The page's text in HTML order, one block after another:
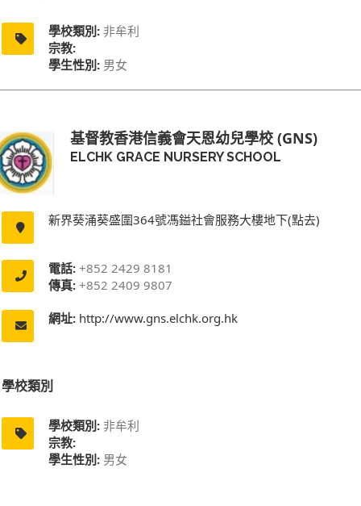
學校類別: 非牟利
宗教:
學生性別: 男女
基督教香港信義會天恩幼兒學校 (GNS)
ELCHK GRACE NURSERY SCHOOL
新界葵涌葵盛圍364號馮鎰社會服務大樓地下(點去)
電話: +852 2429 8181
傳真: +852 2409 9807
網址: http://www.gns.elchk.org.hk
學校類別
學校類別: 非牟利
宗教:
學生性別: 男女